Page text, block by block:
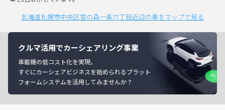
北海道札幌市中央区宮の森一条六丁目近辺の車をマップで見る
クルマ活用でカーシェアリング事業
車載機の低コスト化を実現。
すぐにカーシェアビジネスを始められるプラット
フォームシステムを活用してみませんか？